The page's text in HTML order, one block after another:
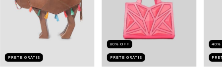
FRETE GRÁTIS
60 % OFF
FRETE GRÁTIS
40